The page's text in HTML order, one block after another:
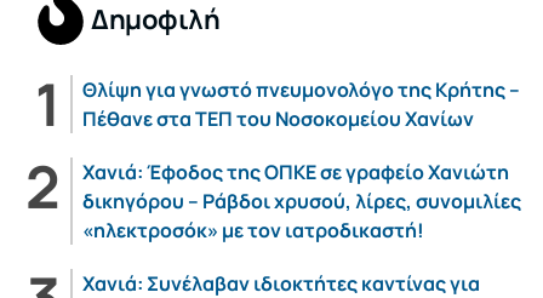
Δημοφιλή
Θλίψη για γνωστό πνευμονολόγο της Κρήτης –
Πέθανε στα ΤΕΠ του Νοσοκομείου Χανίων
Χανιά: Έφοδος της ΟΠΚΕ σε γραφείο Χανιώτη
δικηγόρου – Ράβδοι χρυσού, λίρες, συνομιλίες
«ηλεκτροσόκ» με τον ιατροδικαστή!
Χανιά: Συνέλαβαν ιδιοκτήτες καντίνας για